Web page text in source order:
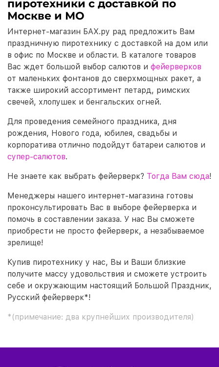
пиротехники с доставкой по
Москве и МО
Интернет-магазин БАХ.ру рад предложить Вам
праздничную пиротехнику с доставкой на дом или
в офис по Москве и области. В каталоге товаров
Вас ждет большой выбор салютов и фейерверков
от маленьких фонтанов до сверхмощных ракет, а
также широкий ассортимент петард, римских
свечей, хлопушек и бенгальских огней.
Для проведения семейного праздника, дня
рождения, Нового года, юбилея, свадьбы и
корпоратива отлично подойдут батареи салютов и
супер-салютов.
Не знаете как выбрать фейерверк? Тогда Вам сюда!
Менеджеры нашего интернет-магазина готовы
проконсультировать Вас в выборе фейерверка и
помочь в составлении заказа. У нас Вы сможете
приобрести не просто фейерверк, а незабываемое
зрелище!
Купив пиротехнику у нас, Вы и Ваши близкие
получите массу удовольствия и сможете устроить
себе и окружающим настоящий Большой Праздник,
Русский фейерверк*!
*(примечание: два крупнейших производителя)